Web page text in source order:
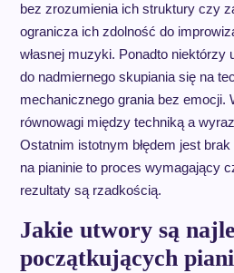
bez zrozumienia ich struktury czy
ogranicza ich zdolność do
własnej muzyki. Ponadto niektórzy
do nadmiernego skupiania się na
mechanicznego grania bez emocji.
równowagi między techniką a
Ostatnim istotnym błędem jest
na pianinie to proces wymagający
rezultaty są rzadkością.
Jakie utwory są
początkujących